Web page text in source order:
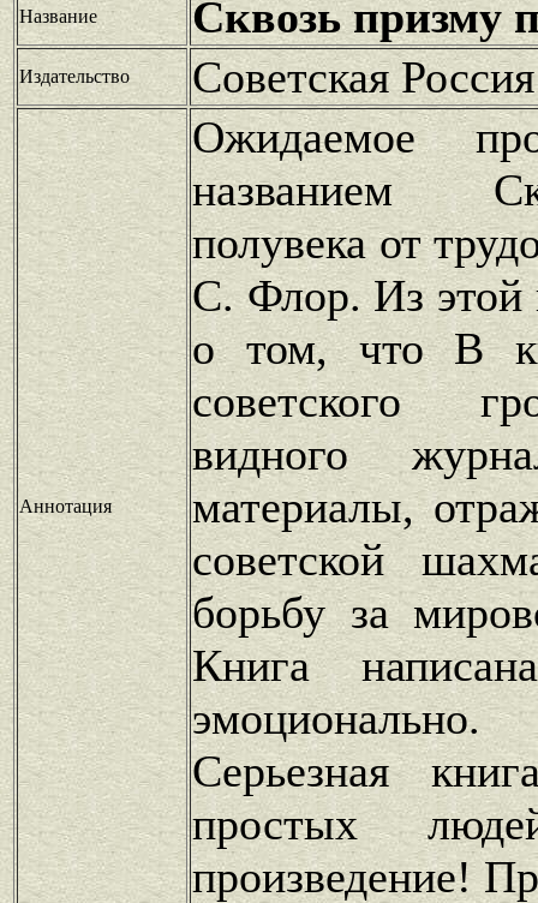
Название Сквозь призму
Издательство Советская Россия
Аннотация
Ожидаемое
названием
полувека от
С. Флор. Из этой
о том, что В
советского
видного
материалы,
советской
борьбу за
Книга
эмоционально.
Серьезная
простых
произведение!